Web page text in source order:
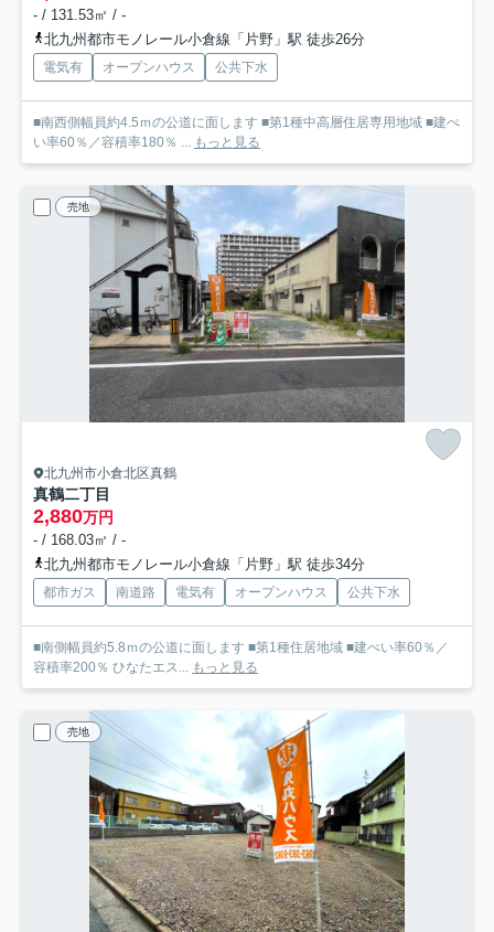
- / 131.53㎡ / -
北九州都市モノレール小倉線「片野」駅 徒歩26分
電気有 オープンハウス 公共下水
■南西側幅員約4.5ｍの公道に面します ■第1種中高層住居専用地域 ■建ぺ
もっと見る
売地
北九州市小倉北区真鶴
真鶴二丁目
2,880万円
- / 168.03㎡ / -
北九州都市モノレール小倉線「片野」駅 徒歩34分
都市ガス 南道路 電気有 オープンハウス 公共下水
■南側幅員約5.8ｍの公道に面します ■第1種住居地域 ■建ぺい率60％／
容積率200％ ひなたエス...
もっと見る
売地